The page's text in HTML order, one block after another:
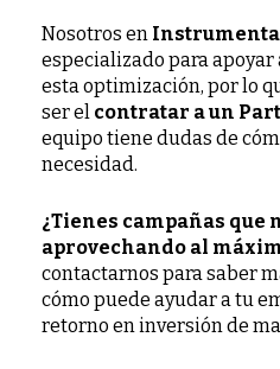
Nosotros en
especializado para
esta optimización, por lo
ser el contratar a un
equipo tiene dudas de
necesidad.
¿Tienes campañas que
aprovechando al
contactarnos para saber
cómo puede ayudar a tu
retorno en inversión de